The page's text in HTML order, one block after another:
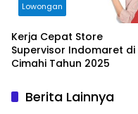
Lowongan
Kerja Cepat Store
Supervisor Indomaret di
Cimahi Tahun 2025
Berita Lainnya